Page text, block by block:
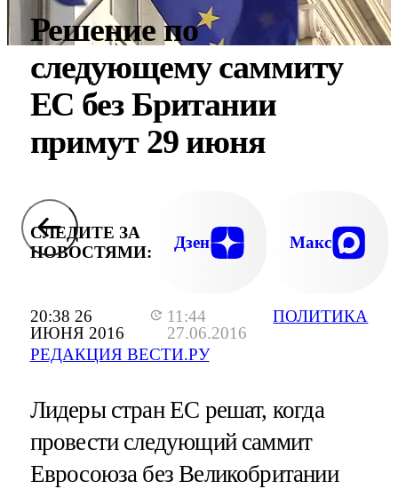
20:38 26
ИЮНЯ 2016
11:44
27.06.2016
РЕДАКЦИЯ ВЕСТИ.РУ
ПОЛИТИКА
Решение по
следующему саммиту
ЕС без Британии
примут 29 июня
СЛЕДИТЕ ЗА
НОВОСТЯМИ:
Дзен Макс
Лидеры стран ЕС решат, когда
провести следующий саммит
Евросоюза без Великобритании